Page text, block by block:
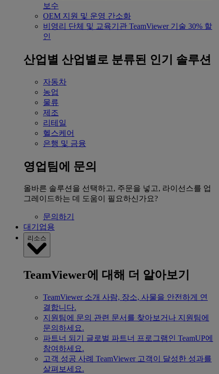
보수
OEM 지원 및 운영 간소화
비영리 단체 및 교육기관 TeamViewer 기술 30% 할
인
산업별 산업별로 분류된 인기 솔루션
자동차
농업
물류
제조
리테일
헬스케어
은행 및 금융
영업팀에 문의
올바른 솔루션을 선택하고, 주문을 넣고, 라이선스를 업
그레이드하는 데 도움이 필요하신가요?
문의하기
대기업용
리소스
TeamViewer에 대해 더 알아보기
TeamViewer 소개 사람, 장소, 사물을 안전하게 연
결합니다.
지원팀에 문의 관련 문서를 찾아보거나 지원팀에
문의하세요.
파트너 되기
글로벌 파트너 프로그램인 TeamUP에
참여하세요.
고객 성공 사례 TeamViewer 고객이 달성한 성과를
살펴보세요.